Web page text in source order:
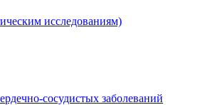
исследованиям)
сосудистых заболеваний